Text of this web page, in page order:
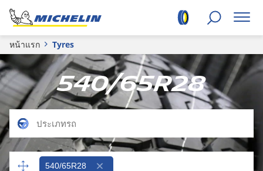
หน้าแรก Tyres
540/65R28
540/65R28